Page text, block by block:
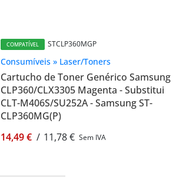
COMPATÍVEL STCLP360MGP
Consumíveis » Laser/Toners
Cartucho de Toner Genérico Samsung
CLP360/CLX3305 Magenta - Substitui
CLT-M406S/SU252A - Samsung ST-
CLP360MG(P)
14,49 € / 11,78 € Sem IVA